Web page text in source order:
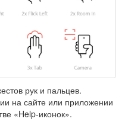
рук и пальцев.
на сайте или приложении
«Help-иконок».